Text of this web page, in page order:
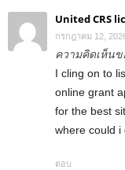
United CRS
กรกฎาคม 12,
ความคิดเห็น
I cling on to
online grant
for the best
where could i
ตอบ